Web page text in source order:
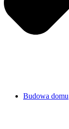
Budowa domu